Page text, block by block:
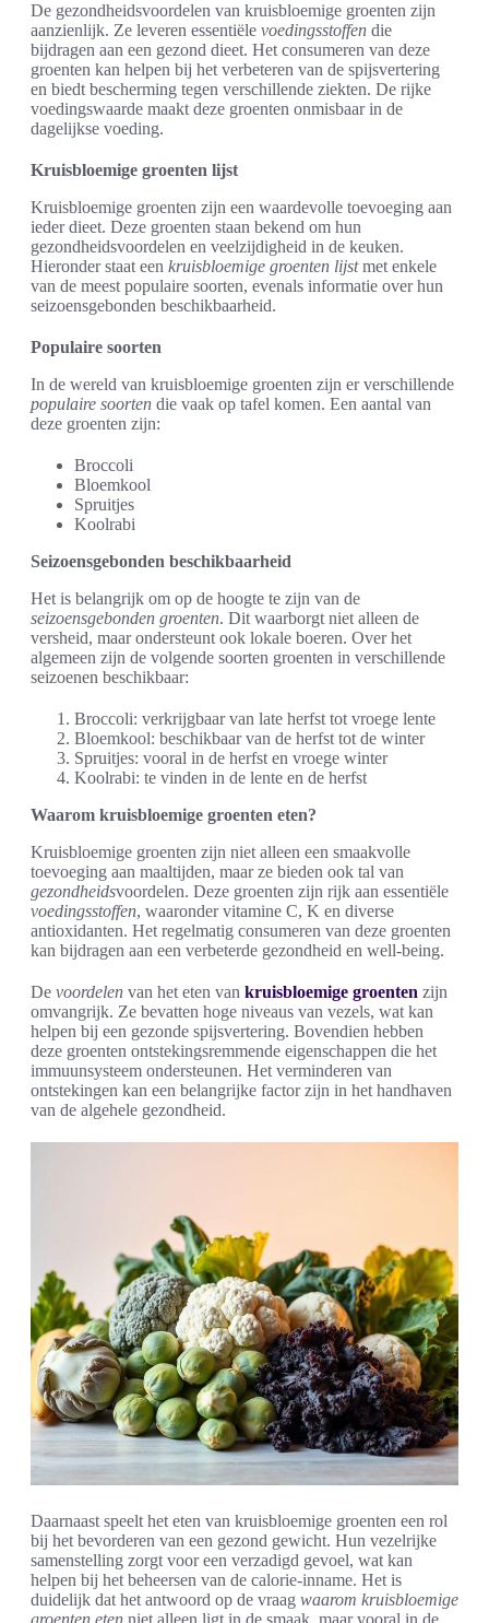
De gezondheidsvoordelen van kruisbloemige groenten zijn
aanzienlijk. Ze leveren essentiële voedingsstoffen die
bijdragen aan een gezond dieet. Het consumeren van deze
groenten kan helpen bij het verbeteren van de spijsvertering
en biedt bescherming tegen verschillende ziekten. De rijke
voedingswaarde maakt deze groenten onmisbaar in de
dagelijkse voeding.
Kruisbloemige groenten lijst
Kruisbloemige groenten zijn een waardevolle toevoeging aan
ieder dieet. Deze groenten staan bekend om hun
gezondheidsvoordelen en veelzijdigheid in de keuken.
Hieronder staat een kruisbloemige groenten lijstmet enkele
van de meest populaire soorten, evenals informatie over hun
seizoensgebonden beschikbaarheid.
Populaire soorten
In de wereld van kruisbloemige groenten zijn er verschillende
populaire soorten die vaak op tafel komen. Een aantal van
deze groenten zijn:
Broccoli
Bloemkool
Spruitjes
Koolrabi
Seizoensgebonden beschikbaarheid
Het is belangrijk om op de hoogte te zijn van de
seizoensgebonden groenten. Dit waarborgt niet alleen de
versheid, maar ondersteunt ook lokale boeren. Over het
algemeen zijn de volgende soorten groenten in verschillende
seizoenen beschikbaar:
Broccoli: verkrijgbaar van late herfst tot vroege lente
Bloemkool: beschikbaar van de herfst tot de winter
Spruitjes: vooral in de herfst en vroege winter
Koolrabi: te vinden in de lente en de herfst
Waarom kruisbloemige groenten eten?
Kruisbloemige groenten zijn niet alleen een smaakvolle
toevoeging aan maaltijden, maar ze bieden ook tal van
gezondheidsvoordelen. Deze groenten zijn rijk aan essentiële
voedingsstoffen, waaronder vitamine C, K en diverse
antioxidanten. Het regelmatig consumeren van deze groenten
kan bijdragen aan een verbeterde gezondheid en well-being.
De voordelen van het eten van kruisbloemige groenten zijn
omvangrijk. Ze bevatten hoge niveaus van vezels, wat kan
helpen bij een gezonde spijsvertering. Bovendien hebben
deze groenten ontstekingsremmende eigenschappen die het
immuunsysteem ondersteunen. Het verminderen van
ontstekingen kan een belangrijke factor zijn in het handhaven
van de algehele gezondheid.
Daarnaast speelt het eten van kruisbloemige groenten een rol
bij het bevorderen van een gezond gewicht. Hun vezelrijke
samenstelling zorgt voor een verzadigd gevoel, wat kan
helpen bij het beheersen van de calorie-inname. Het is
duidelijk dat het antwoord op de vraag waarom kruisbloemige
groenten eten niet alleen ligt in de smaak, maar vooral in de